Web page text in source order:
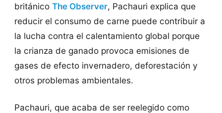
británico The Observer, Pachauri explica que
reducir el consumo de carne puede contribuir a
la lucha contra el calentamiento global porque
la crianza de ganado provoca emisiones de
gases de efecto invernadero, deforestación y
otros problemas ambientales.
Pachauri, que acaba de ser reelegido como